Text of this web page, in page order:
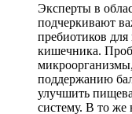
Эксперты в
подчеркивают
пребиотиков
кишечника.
поддержанию
улучшить
систему. В то же